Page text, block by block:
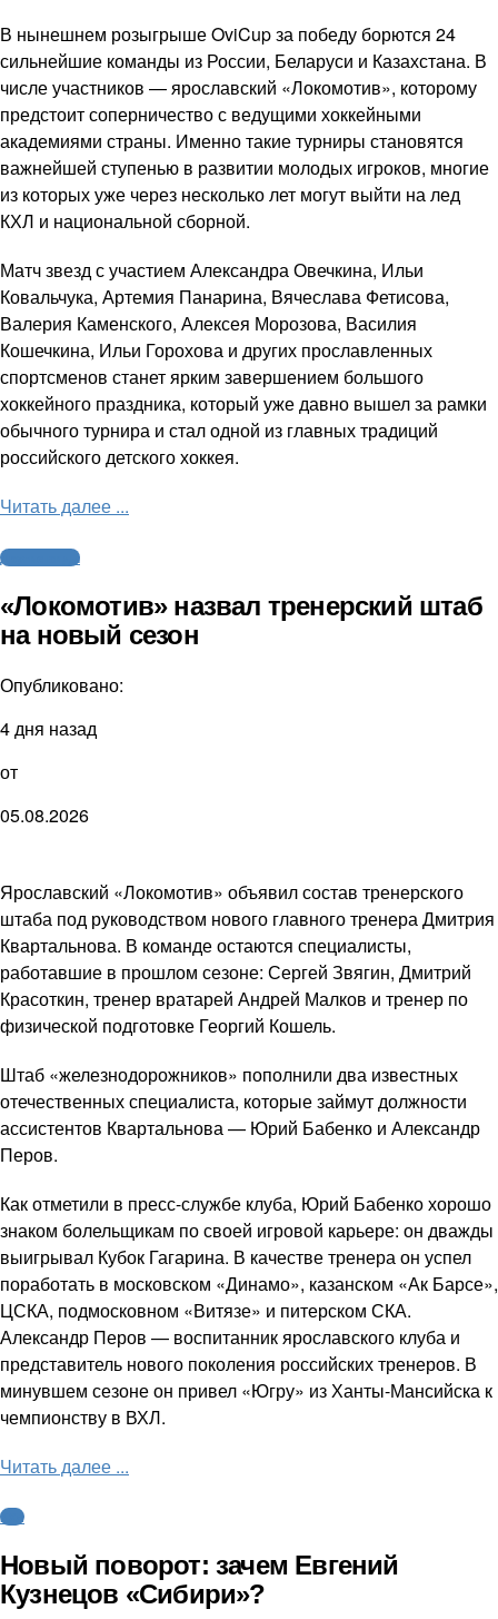
В нынешнем розыгрыше OviCup за победу борются 24
сильнейшие команды из России, Беларуси и Казахстана. В
числе участников — ярославский «Локомотив», которому
предстоит соперничество с ведущими хоккейными
академиями страны. Именно такие турниры становятся
важнейшей ступенью в развитии молодых игроков, многие
из которых уже через несколько лет могут выйти на лед
КХЛ и национальной сборной.
Матч звезд с участием Александра Овечкина, Ильи
Ковальчука, Артемия Панарина, Вячеслава Фетисова,
Валерия Каменского, Алексея Морозова, Василия
Кошечкина, Ильи Горохова и других прославленных
спортсменов станет ярким завершением большого
хоккейного праздника, который уже давно вышел за рамки
обычного турнира и стал одной из главных традиций
российского детского хоккея.
Читать далее ...
Другие виды
«Локомотив» назвал тренерский штаб
на новый сезон
Опубликовано:
4 дня назад
от
05.08.2026
Ярославский «Локомотив» объявил состав тренерского
штаба под руководством нового главного тренера Дмитрия
Квартальнова. В команде остаются специалисты,
работавшие в прошлом сезоне: Сергей Звягин, Дмитрий
Красоткин, тренер вратарей Андрей Малков и тренер по
физической подготовке Георгий Кошель.
Штаб «железнодорожников» пополнили два известных
отечественных специалиста, которые займут должности
ассистентов Квартальнова — Юрий Бабенко и Александр
Перов.
Как отметили в пресс-службе клуба, Юрий Бабенко хорошо
знаком болельщикам по своей игровой карьере: он дважды
выигрывал Кубок Гагарина. В качестве тренера он успел
поработать в московском «Динамо», казанском «Ак Барсе»,
ЦСКА, подмосковном «Витязе» и питерском СКА.
Александр Перов — воспитанник ярославского клуба и
представитель нового поколения российских тренеров. В
минувшем сезоне он привел «Югру» из Ханты-Мансийска к
чемпионству в ВХЛ.
Читать далее ...
КХЛ
Новый поворот: зачем Евгений
Кузнецов «Сибири»?